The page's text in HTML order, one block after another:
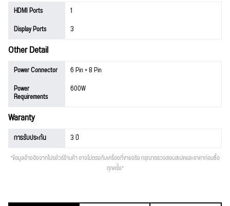
HDMI Ports
1
Display Ports
3
Other Detail
Power Connector
6 Pin + 8 Pin
Power
Requirements
600W
Waranty
การรับประกัน 3 ปี
*ข้อมูลอ้างอิงจากโปรชัวร์ร้านค้า อาจไม่ตรงกับเครื่องที่ขายจริง กรุณาตรวจสอบสเปคและราคาก่อนซื้อ
ทุกครั้ง*